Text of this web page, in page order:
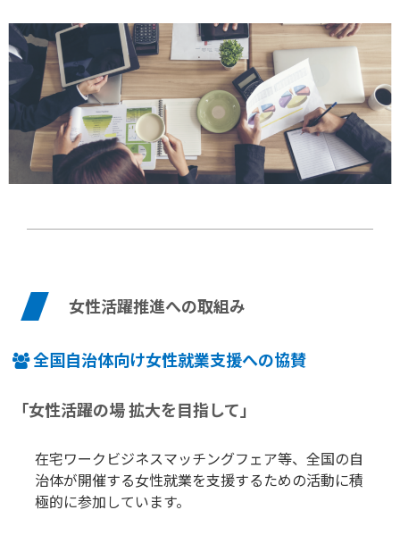
女性活躍推進への取組み
全国自治体向け女性就業支援への協賛
「女性活躍の場 拡大を目指して」
在宅ワークビジネスマッチングフェア等、全国の自
治体が開催する女性就業を支援するための活動に積
極的に参加しています。